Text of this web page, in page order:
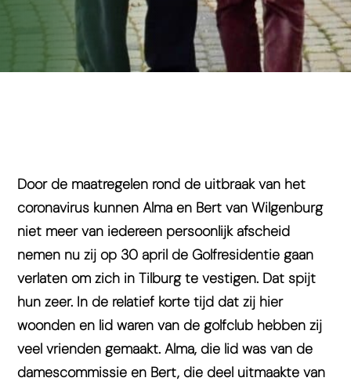
Door de maatregelen rond de uitbraak van het
coronavirus kunnen Alma en Bert van Wilgenburg
niet meer van iedereen persoonlijk afscheid
nemen nu zij op 30 april de Golfresidentie gaan
verlaten om zich in Tilburg te vestigen. Dat spijt
hun zeer. In de relatief korte tijd dat zij hier
woonden en lid waren van de golfclub hebben zij
veel vrienden gemaakt. Alma, die lid was van de
damescommissie en Bert, die deel uitmaakte van